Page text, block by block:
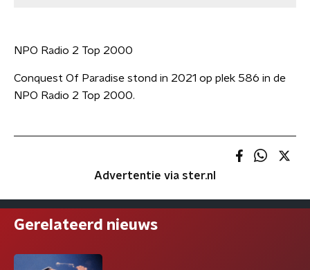
NPO Radio 2 Top 2000
Conquest Of Paradise stond in 2021 op plek 586 in de
NPO Radio 2 Top 2000.
Advertentie via ster.nl
Gerelateerd nieuws